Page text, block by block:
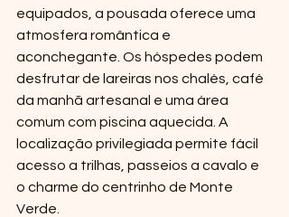
equipados, a pousada oferece uma
atmosfera romântica e
aconchegante. Os hóspedes podem
desfrutar de lareiras nos chalés, café
da manhã artesanal e uma área
comum com piscina aquecida. A
localização privilegiada permite fácil
acesso a trilhas, passeios a cavalo e
o charme do centrinho de Monte
Verde.